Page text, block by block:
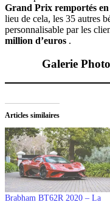
Grand Prix remportés
lieu de cela, les 35 autres
personnalisable par les
million d’euros .
Galerie
Articles similaires
Brabham BT62R 2020 – La